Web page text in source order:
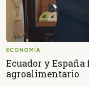
ECONOMÍA
Ecuador y
agroalimentario